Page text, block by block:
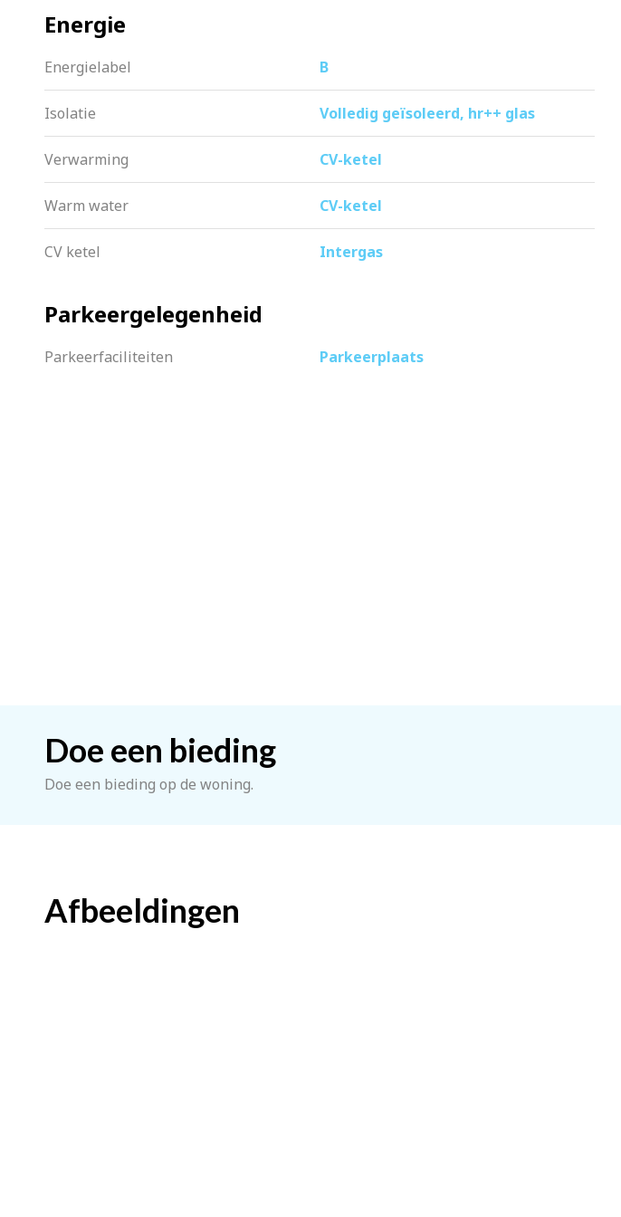
Energie
Energielabel B
Isolatie Volledig geïsoleerd, hr++ glas
Verwarming CV-ketel
Warm water CV-ketel
CV ketel Intergas
Parkeergelegenheid
Parkeerfaciliteiten Parkeerplaats
Doe een bieding
Doe een bieding op de woning.
Afbeeldingen